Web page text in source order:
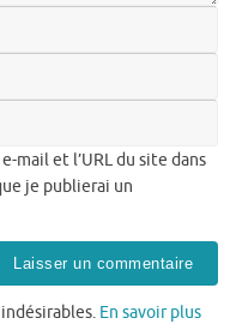
mail et l’URL du site dans
je publierai un
En savoir plus